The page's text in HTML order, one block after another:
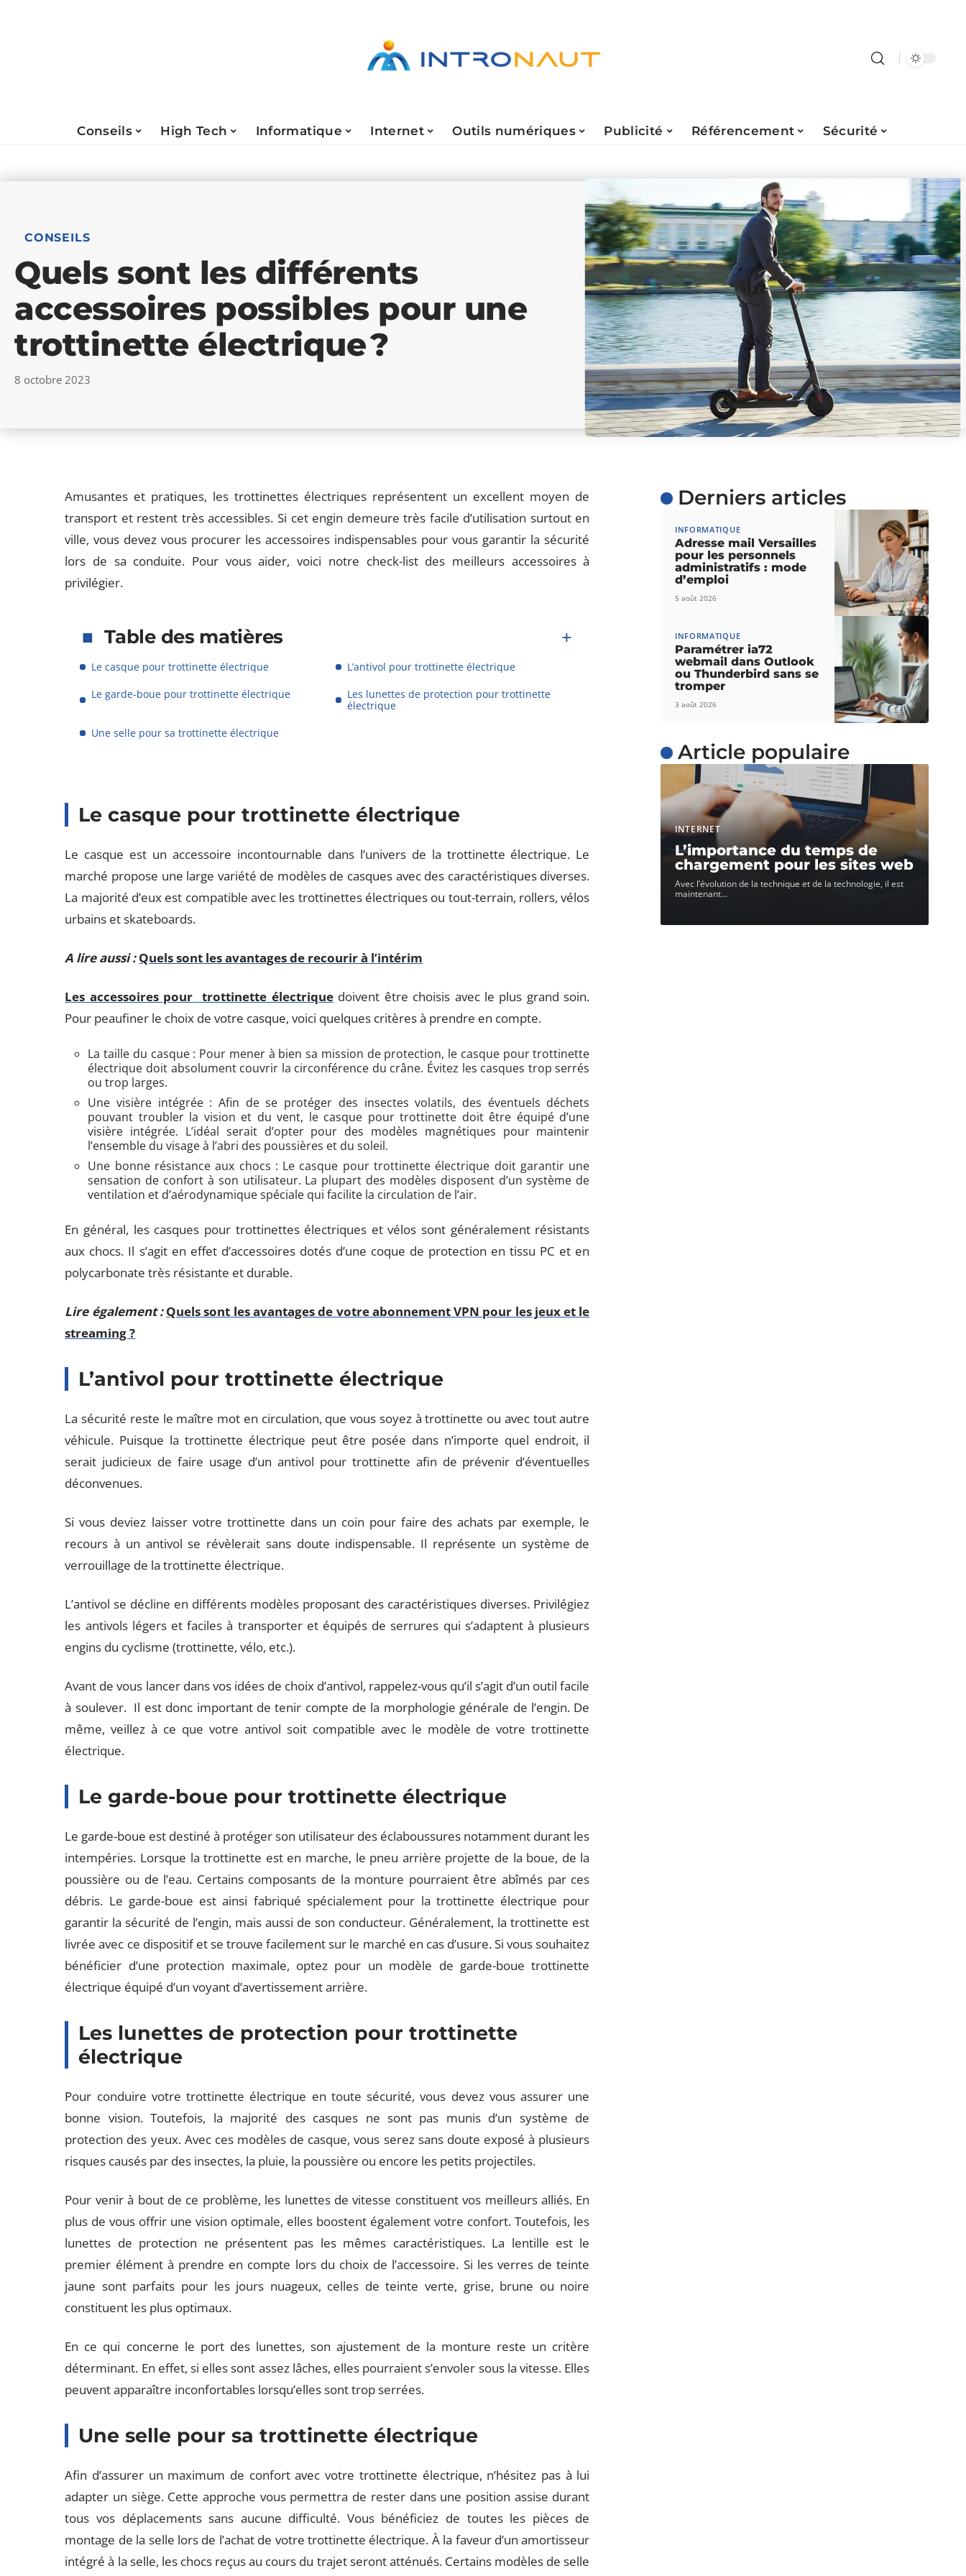
Conseils High Tech Informatique Internet Outils numériques Publicité Référencement Sécurité
CONSEILS
Quels sont les différents
accessoires possibles pour une
trottinette électrique ?
8 octobre 2023
Amusantes et pratiques, les trottinettes électriques représentent un excellent moyen de
transport et restent très accessibles. Si cet engin demeure très facile d’utilisation surtout en
ville, vous devez vous procurer les accessoires indispensables pour vous garantir la sécurité
lors de sa conduite. Pour vous aider, voici notre check-list des meilleurs accessoires à
privilégier.
Table des matières
Le casque pour trottinette électrique
L’antivol pour trottinette électrique
Le garde-boue pour trottinette électrique
Les lunettes de protection pour trottinette
électrique
Une selle pour sa trottinette électrique
Le casque pour trottinette électrique
Le casque est un accessoire incontournable dans l’univers de la trottinette électrique. Le
marché propose une large variété de modèles de casques avec des caractéristiques diverses.
La majorité d’eux est compatible avec les trottinettes électriques ou tout-terrain, rollers, vélos
urbains et skateboards.
A lire aussi : Quels sont les avantages de recourir à l’intérim
Les accessoires pour trottinette électriquedoivent être choisis avec le plus grand soin.
Pour peaufiner le choix de votre casque, voici quelques critères à prendre en compte.
La taille du casque : Pour mener à bien sa mission de protection, le casque pour trottinette
électrique doit absolument couvrir la circonférence du crâne. Évitez les casques trop serrés
ou trop larges.
Une visière intégrée : Afin de se protéger des insectes volatils, des éventuels déchets
pouvant troubler la vision et du vent, le casque pour trottinette doit être équipé d’une
visière intégrée. L’idéal serait d’opter pour des modèles magnétiques pour maintenir
l’ensemble du visage à l’abri des poussières et du soleil.
Une bonne résistance aux chocs : Le casque pour trottinette électrique doit garantir une
sensation de confort à son utilisateur. La plupart des modèles disposent d’un système de
ventilation et d’aérodynamique spéciale qui facilite la circulation de l’air.
En général, les casques pour trottinettes électriques et vélos sont généralement résistants
aux chocs. Il s’agit en effet d’accessoires dotés d’une coque de protection en tissu PC et en
polycarbonate très résistante et durable.
Lire également : Quels sont les avantages de votre abonnement VPN pour les jeux et le
streaming ?
L’antivol pour trottinette électrique
La sécurité reste le maître mot en circulation, que vous soyez à trottinette ou avec tout autre
véhicule. Puisque la trottinette électrique peut être posée dans n’importe quel endroit, il
serait judicieux de faire usage d’un antivol pour trottinette afin de prévenir d’éventuelles
déconvenues.
Si vous deviez laisser votre trottinette dans un coin pour faire des achats par exemple, le
recours à un antivol se révèlerait sans doute indispensable. Il représente un système de
verrouillage de la trottinette électrique.
L’antivol se décline en différents modèles proposant des caractéristiques diverses. Privilégiez
les antivols légers et faciles à transporter et équipés de serrures qui s’adaptent à plusieurs
engins du cyclisme (trottinette, vélo, etc.).
Avant de vous lancer dans vos idées de choix d’antivol, rappelez-vous qu’il s’agit d’un outil facile
à soulever. Il est donc important de tenir compte de la morphologie générale de l’engin. De
même, veillez à ce que votre antivol soit compatible avec le modèle de votre trottinette
électrique.
Le garde-boue pour trottinette électrique
Le garde-boue est destiné à protéger son utilisateur des éclaboussures notamment durant les
intempéries. Lorsque la trottinette est en marche, le pneu arrière projette de la boue, de la
poussière ou de l’eau. Certains composants de la monture pourraient être abîmés par ces
débris. Le garde-boue est ainsi fabriqué spécialement pour la trottinette électrique pour
garantir la sécurité de l’engin, mais aussi de son conducteur. Généralement, la trottinette est
livrée avec ce dispositif et se trouve facilement sur le marché en cas d’usure. Si vous souhaitez
bénéficier d’une protection maximale, optez pour un modèle de garde-boue trottinette
électrique équipé d’un voyant d’avertissement arrière.
Les lunettes de protection pour trottinette
électrique
Pour conduire votre trottinette électrique en toute sécurité, vous devez vous assurer une
bonne vision. Toutefois, la majorité des casques ne sont pas munis d’un système de
protection des yeux. Avec ces modèles de casque, vous serez sans doute exposé à plusieurs
risques causés par des insectes, la pluie, la poussière ou encore les petits projectiles.
Pour venir à bout de ce problème, les lunettes de vitesse constituent vos meilleurs alliés. En
plus de vous offrir une vision optimale, elles boostent également votre confort. Toutefois, les
lunettes de protection ne présentent pas les mêmes caractéristiques. La lentille est le
premier élément à prendre en compte lors du choix de l’accessoire. Si les verres de teinte
jaune sont parfaits pour les jours nuageux, celles de teinte verte, grise, brune ou noire
constituent les plus optimaux.
En ce qui concerne le port des lunettes, son ajustement de la monture reste un critère
déterminant. En effet, si elles sont assez lâches, elles pourraient s’envoler sous la vitesse. Elles
peuvent apparaître inconfortables lorsqu’elles sont trop serrées.
Une selle pour sa trottinette électrique
Afin d’assurer un maximum de confort avec votre trottinette électrique, n’hésitez pas à lui
adapter un siège. Cette approche vous permettra de rester dans une position assise durant
tous vos déplacements sans aucune difficulté. Vous bénéficiez de toutes les pièces de
montage de la selle lors de l’achat de votre trottinette électrique. À la faveur d’un amortisseur
intégré à la selle, les chocs reçus au cours du trajet seront atténués. Certains modèles de selle
Derniers articles
INFORMATIQUE
Adresse mail Versailles
pour les personnels
administratifs : mode
d’emploi
5 août 2026
INFORMATIQUE
Paramétrer ia72
webmail dans Outlook
ou Thunderbird sans se
tromper
3 août 2026
Article populaire
INTERNET
L’importance du temps de
chargement pour les sites web
Avec l’évolution de la technique et de la technologie, il est
maintenant…